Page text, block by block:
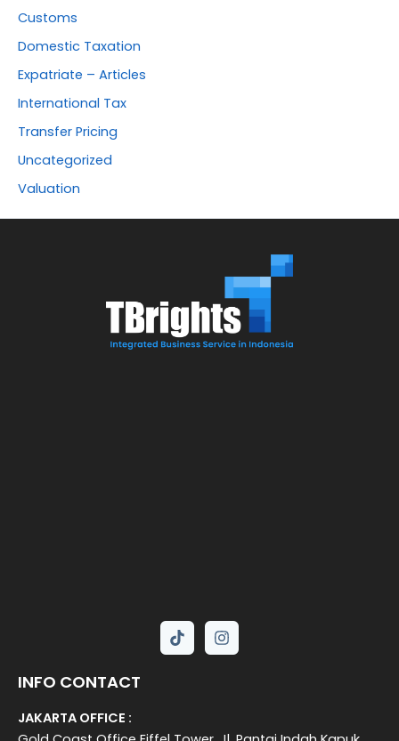
Customs
Domestic Taxation
Expatriate – Articles
International Tax
Transfer Pricing
Uncategorized
Valuation
INFO CONTACT
JAKARTA OFFICE :